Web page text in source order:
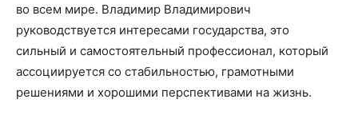
во всем мире. Владимир Владимирович
руководствуется интересами государства, это
сильный и самостоятельный профессионал, который
ассоциируется со стабильностью, грамотными
решениями и хорошими перспективами на жизнь.